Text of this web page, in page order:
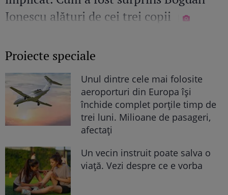
Ionescu alături de cei trei copii
Proiecte speciale
Unul dintre cele mai folosite
aeroporturi din Europa își
închide complet porțile timp de
trei luni. Milioane de pasageri,
afectați
Un vecin instruit poate salva o
viață. Vezi despre ce e vorba